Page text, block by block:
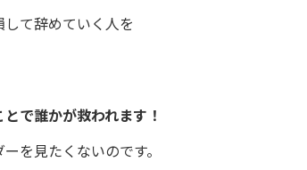
て辞めていく人を
で誰かが救われます！
を見たくないのです。